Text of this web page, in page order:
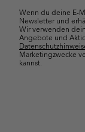
Wenn du deine E-
Newsletter und
Wir verwenden
Angebote und
Marketingzwecke
kannst.